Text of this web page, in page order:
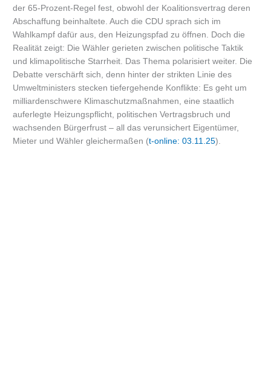
der 65-Prozent-Regel fest, obwohl der Koalitionsvertrag deren
Abschaffung beinhaltete. Auch die CDU sprach sich im
Wahlkampf dafür aus, den Heizungspfad zu öffnen. Doch die
Realität zeigt: Die Wähler gerieten zwischen politische Taktik
und klimapolitische Starrheit. Das Thema polarisiert weiter. Die
Debatte verschärft sich, denn hinter der strikten Linie des
Umweltministers stecken tiefergehende Konflikte: Es geht um
milliardenschwere Klimaschutzmaßnahmen, eine staatlich
auferlegte Heizungspflicht, politischen Vertragsbruch und
wachsenden Bürgerfrust – all das verunsichert Eigentümer,
Mieter und Wähler gleichermaßen (t-online: 03.11.25).